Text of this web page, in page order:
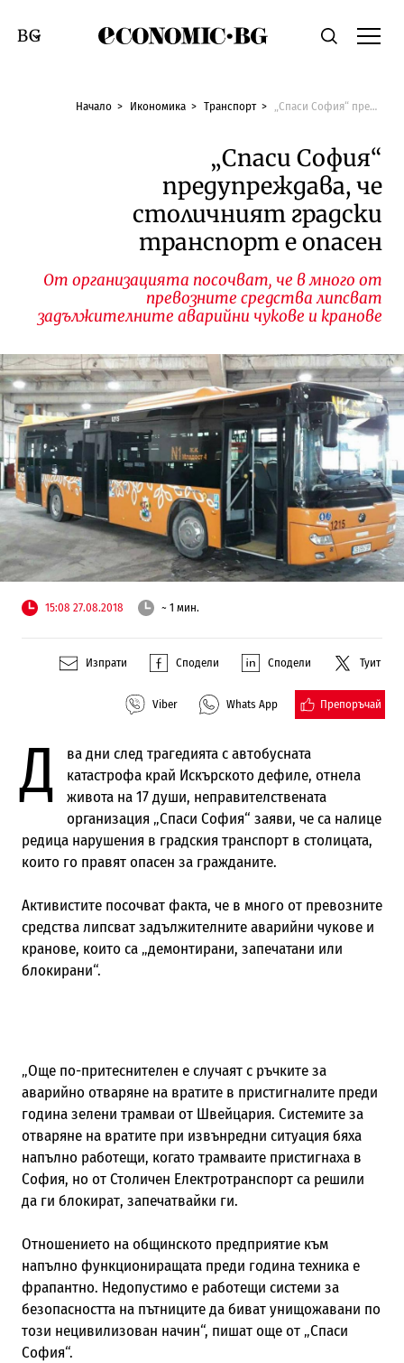
Economic.bgТърсене
Смяна на език
Начало Икономика Транспорт „Спаси София“ предупреждава, че столичният градски транспорт е опасен
„Спаси София“
предупреждава, че
столичният градски
транспорт е опасен
От организацията посочват, че в много от
превозните средства липсват
задължителните аварийни чукове и кранове
15:08 27.08.2018 ~ 1 мин.
Изпрати Сподели Сподели Туит
Viber Whats App Препоръчай
Д
ва дни след трагедията с автобусната
катастрофа край Искърското дефиле, отнела
живота на 17 души, неправителствената
организация „Спаси София“ заяви, че са налице
редица нарушения в градския транспорт в столицата,
които го правят опасен за гражданите.
Активистите посочват факта, че в много от превозните
средства липсват задължителните аварийни чукове и
кранове, които са „демонтирани, запечатани или
блокирани“.
„Още по-притеснителен е случаят с ръчките за
аварийно отваряне на вратите в пристигналите преди
година зелени трамваи от Швейцария. Системите за
отваряне на вратите при извънредни ситуация бяха
напълно работещи, когато трамваите пристигнаха в
София, но от Столичен Електротранспорт са решили
да ги блокират, запечатвайки ги.
Отношението на общинското предприятие към
напълно функциониращата преди година техника е
фрапантно. Недопустимо е работещи системи за
безопасността на пътниците да биват унищожавани по
този нецивилизован начин“, пишат още от „Спаси
София“.